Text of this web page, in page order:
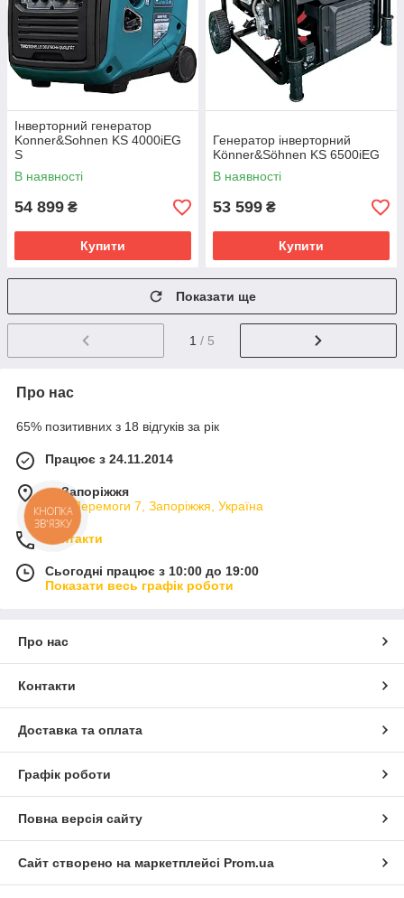
Інверторний генератор
Konner&Sohnen KS 4000iEG
S
В наявності
54 899 ₴
Купити
Генератор інверторний
Könner&Söhnen KS 6500iEG
В наявності
53 599 ₴
Купити
Показати ще
1 / 5
Про нас
65% позитивних з 18 відгуків за рік
Працює з 24.11.2014
м. Запоріжжя
вул. Перемоги 7, Запоріжжя, Україна
Контакти
Сьогодні працює з 10:00 до 19:00
Показати весь графік роботи
Про нас
Контакти
Доставка та оплата
Графік роботи
Повна версія сайту
Сайт створено на маркетплейсі Prom.ua
КНОПКА
ЗВ'ЯЗКУ